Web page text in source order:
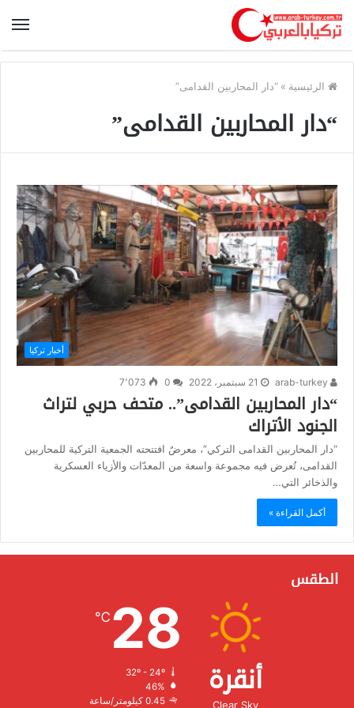
الرئيسية » “دار المحاربين القدامى”
“دار المحاربين القدامى”
أخبار تركيا
21 سبتمبر، 2022 7٬073
“دار المحاربين القدامى”.. متحف حربي لتراث
الجنود الأتراك
“دار المحاربين القدامى التركي”، معرضٌ افتتحته الجمعية التركية للمحاربين
القدامى، تُعرض فيه مجموعة واسعة من المعدّات والأزياء العسكرية
والذخائر التي…
أكمل القراءة »
الطقس
أنقرة
Clear Sky
28
℃
32º - 24º
الرطوبة:
الرياح:0.45 كيلومتر/ساعة